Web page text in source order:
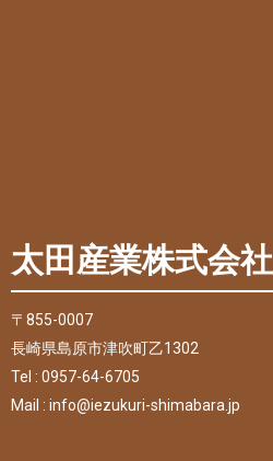
太田産業株式会社
〒855-0007
長崎県島原市津吹町乙1302
Tel : 0957-64-6705
Mail : info@iezukuri-shimabara.jp